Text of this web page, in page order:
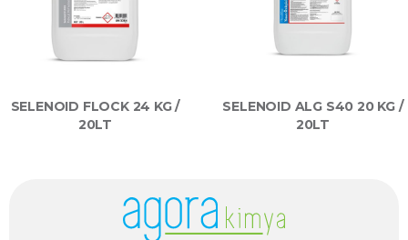
SELENOID FLOCK 24 KG /
20LT
SELENOID ALG S40 20 KG /
20LT